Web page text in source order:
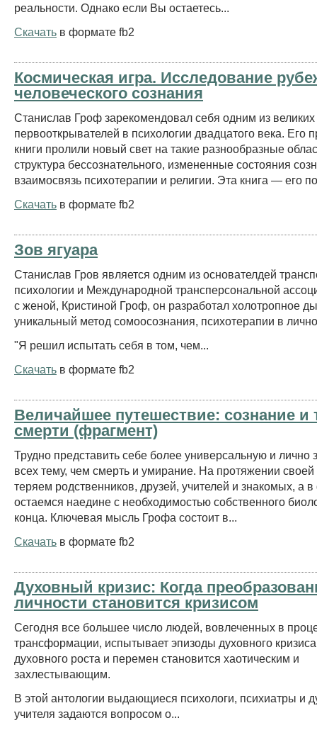
реальности. Однако если Вы остаетесь...
Скачать в формате fb2
Космическая игра. Исследование
человеческого сознания
Станислав Гроф зарекомендовал себя одним из великих
первооткрывателей в психологии двадцатого века. Его
книги пролили новый свет на такие разнообразные
структура бессознательного, измененные состояния
взаимосвязь психотерапии и религии. Эта книга — его
Скачать в формате fb2
Зов ягуара
Станислав Гров является одним из основателдей
психологии и Международной трансперсональной
с женой, Кристиной Гроф, он разработал холотропное
уникальный метод сомоосознания, психотерапии в
"Я решил испытать себя в том, чем...
Скачать в формате fb2
Величайшее путешествие: сознание и
смерти (фрагмент)
Трудно представить себе более универсальную и лично
всех тему, чем смерть и умирание. На протяжении
теряем родственников, друзей, учителей и знакомых, а
остаемся наедине с необходимостью собственного
конца. Ключевая мысль Грофа состоит в...
Скачать в формате fb2
Духовный кризис: Когда
личности становится кризисом
Сегодня все большее число людей, вовлеченных в
трансформации, испытывает эпизоды духовного
духовного роста и перемен становится хаотическим и
захлестывающим.
В этой антологии выдающиеся психологи, психиатры и
учителя задаются вопросом о...